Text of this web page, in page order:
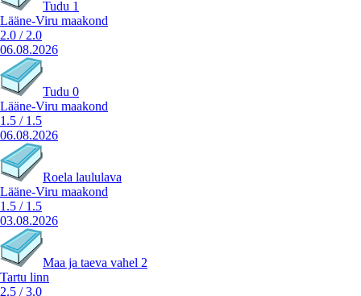
Tudu 1
Lääne-Viru maakond
2.0 / 2.0
06.08.2026
Tudu 0
Lääne-Viru maakond
1.5 / 1.5
06.08.2026
Roela laululava
Lääne-Viru maakond
1.5 / 1.5
03.08.2026
Maa ja taeva vahel 2
Tartu linn
2.5 /3.0